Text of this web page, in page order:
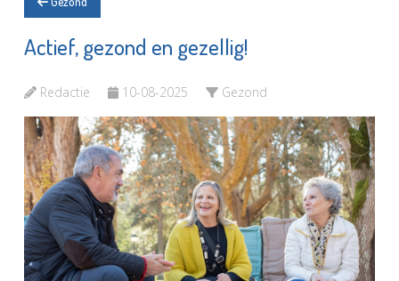
Actief, gezond en gezellig!
Redactie 10-08-2025 Gezond